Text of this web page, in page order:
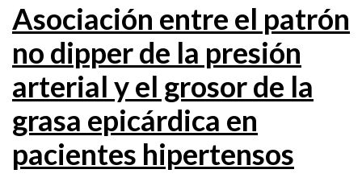
Asociación entre el patrón
no dipper de la presión
arterial y el grosor de la
grasa epicárdica en
pacientes hipertensos